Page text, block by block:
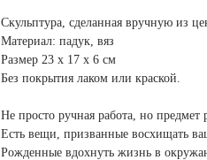
Скульптура, сделанная вручную из
Материал: падук, вяз
Размер 23 х 17 х 6 см
Без покрытия лаком или краской.
Не просто ручная работа, но предмет
Есть вещи, призванные восхищать
Рожденные вдохнуть жизнь в